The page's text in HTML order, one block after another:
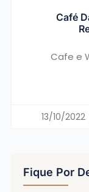
Café
Cafe e
13/10/2022
Fique Por